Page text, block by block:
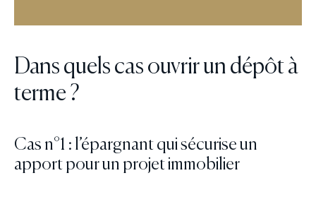
Dans quels cas ouvrir un dépôt à
terme ?
Cas n°1 : l’épargnant qui sécurise un
apport pour un projet immobilier